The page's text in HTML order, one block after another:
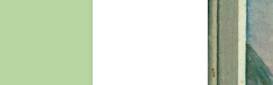
LAPEDO
MANDDRAB OG
NEOLITIKUM OG
MENNESKET OG ILDEN
OPRINDELSEN AF
OPREJST STAND OG